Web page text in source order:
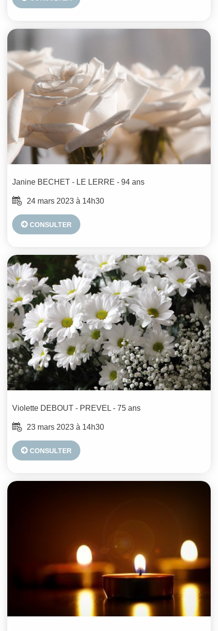
Janine BECHET - LE LERRE - 94 ans
24 mars 2023 à 14h30
CONSULTER
Violette DEBOUT - PREVEL - 75 ans
23 mars 2023 à 14h30
CONSULTER